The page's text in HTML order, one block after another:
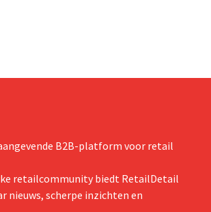
B2B-platform voor retail
retailcommunity biedt RetailDetail
nieuws, scherpe inzichten en